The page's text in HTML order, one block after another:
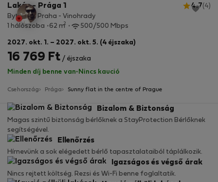
Lakás - Prága 1 4.7(4)
Byt 2+kk, Praha - Vinohrady
1 hálószoba
62 m2 500/500 Mbps
2027. okt. 1. – 2027. okt. 5. (4 éjszaka)
16 769 Ft / éjszaka
Minden díj benne van· Nincs kaució
Csehország Prága Sunny flat in the centre of Prague
Bizalom & Biztonság
Magas szintű biztonság bérlőknek a StayProtection Bérlőknek
segítségével.
Ellenőrzés
Hírnevünk a sok elégedett bérlő tapasztalataiból táplálkozik.
Igazságos és végső árak
Nincs rejtett költség. Rezsi és Wi-Fi benne foglaltatik.